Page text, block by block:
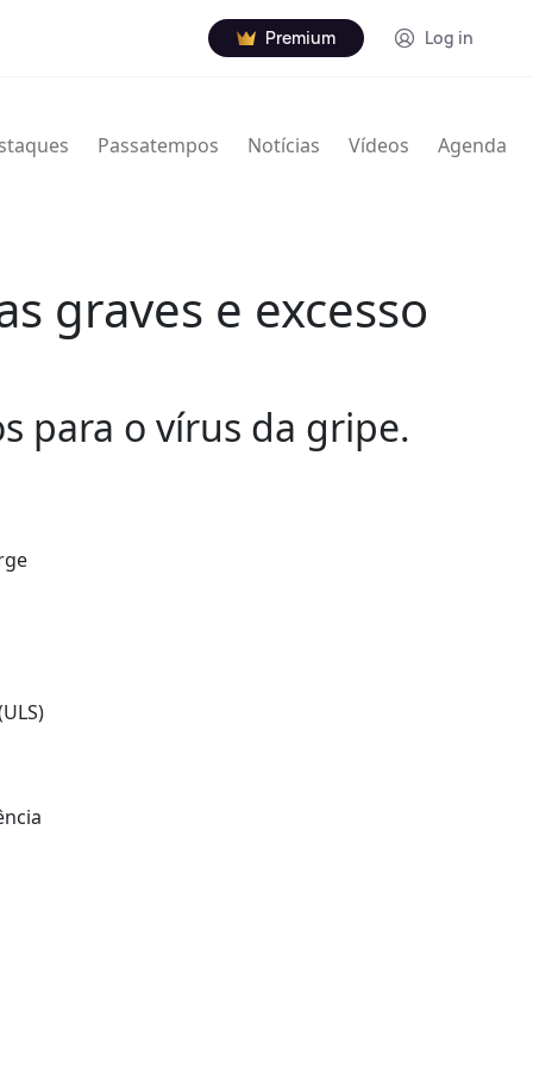
Premium Log in
Passatempos Notícias Vídeos Agenda
graves e excesso
para o vírus da gripe.